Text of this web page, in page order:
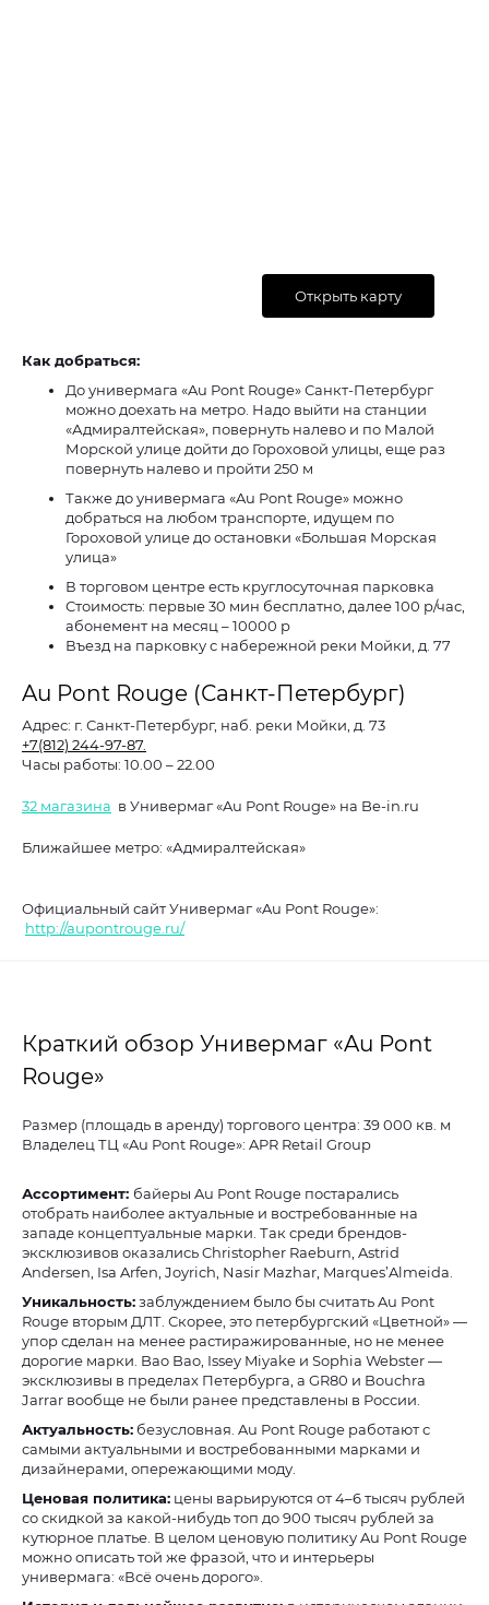
Открыть карту
Как добраться:
До универмага «Au Pont Rouge» Санкт-Петербург
можно доехать на метро. Надо выйти на станции
«Адмиралтейская», повернуть налево и по Малой
Морской улице дойти до Гороховой улицы, еще раз
повернуть налево и пройти 250 м
Также до универмага «Au Pont Rouge» можно
добраться на любом транспорте, идущем по
Гороховой улице до остановки «Большая Морская
улица»
В торговом центре есть круглосуточная парковка
Стоимость: первые 30 мин бесплатно, далее 100 р/час,
абонемент на месяц – 10000 р
Въезд на парковку с набережной реки Мойки, д. 77
Au Pont Rouge (Санкт-Петербург)
Адрес: г. Санкт-Петербург, наб. реки Мойки, д. 73
+7(812) 244-97-87.
Часы работы: 10.00 – 22.00
32 магазина в Универмаг «Au Pont Rouge» на Be-in.ru
Ближайшее метро: «Адмиралтейская»
Официальный сайт Универмаг «Au Pont Rouge»:
http://aupontrouge.ru/
Краткий обзор Универмаг «Au Pont
Rouge»
Размер (площадь в аренду) торгового центра: 39 000 кв. м
Владелец ТЦ «Au Pont Rouge»: APR Retail Group
Ассортимент: байеры Au Pont Rouge постарались
отобрать наиболее актуальные и востребованные на
западе концептуальные марки. Так среди брендов-
эксклюзивов оказались Christopher Raeburn, Astrid
Andersen, Isa Arfen, Joyrich, Nasir Mazhar, Marques’Almeida.
Уникальность:заблуждением было бы считать Au Pont
Rouge вторым ДЛТ. Скорее, это петербургский «Цветной» —
упор сделан на менее растиражированные, но не менее
дорогие марки. Bao Bao, Issey Miyake и Sophia Webster —
эксклюзивы в пределах Петербурга, а GR80 и Bouchra
Jarrar вообще не были ранее представлены в России.
Актуальность: безусловная. Au Pont Rouge работают с
самыми актуальными и востребованными марками и
дизайнерами, опережающими моду.
Ценовая политика: цены варьируются от 4–6 тысяч рублей
со скидкой за какой-нибудь топ до 900 тысяч рублей за
кутюрное платье. В целом ценовую политику Au Pont Rouge
можно описать той же фразой, что и интерьеры
универмага: «Всё очень дорого».